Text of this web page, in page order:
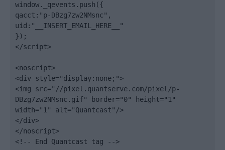
window._qevents.push({
qacct:"p-DBzg7zw2NMsnc",
uid:"__INSERT_EMAIL_HERE__"
});
</script>
<noscript>
<div style="display:none;">
<img src="//pixel.quantserve.com/pixel/p-
DBzg7zw2NMsnc.gif" border="0" height="1"
width="1" alt="Quantcast"/>
</div>
</noscript>
<!-- End Quantcast tag -->